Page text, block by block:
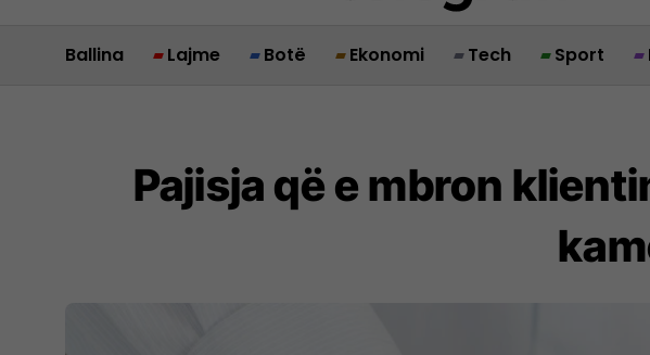
Ballina Lajme Botë Ekonomi Tech Sport
Pajisja që e mbron